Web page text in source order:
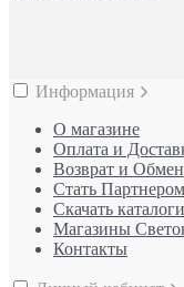
Информация
О магазине
Оплата и
Возврат и Обмен
Стать Партнером
Скачать каталоги
Магазины
Контакты